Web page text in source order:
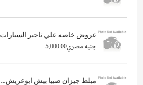
عروض خاصه علي تاجير السيارات
جنيه مصري5,000.00
مبلط جيزان صبيا بيش ابوعريش...